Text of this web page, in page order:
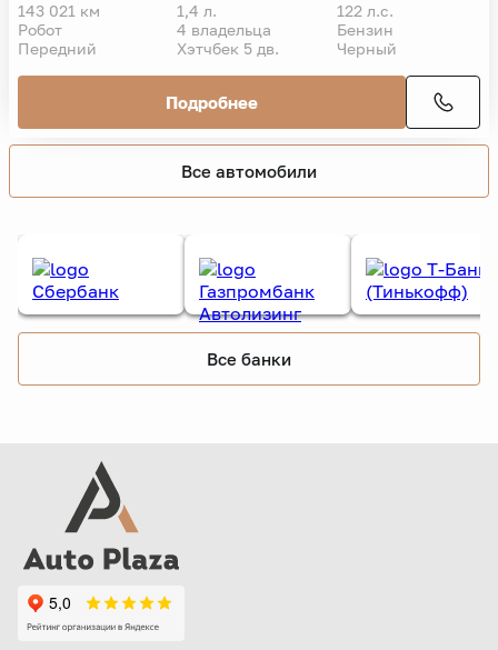
143 021 км 1,4 л.
122 л.с.
Робот
4 владельца
Бензин
Передний
Хэтчбек 5 дв. Черный
Подробнее
Все автомобили
Все банки